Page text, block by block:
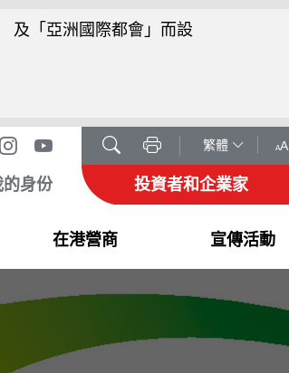
及「亞洲國際都會」而設
繁體 AA
的身份 投資者和企業家
在港營商 宣傳活動